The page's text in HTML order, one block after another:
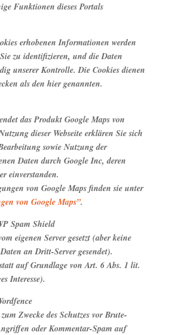
Funktionen dieses Portals
erhobenen Informationen werden
zu identifizieren, und die Daten
unserer Kontrolle. Die Cookies dienen
als den hier genannten.
das Produkt Google Maps von
dieser Webseite erklären Sie sich
sowie Nutzung der
Daten durch Google Inc, deren
einverstanden.
von Google Maps finden sie unter
von Google Maps”.
Spam Shield
eigenen Server gesetzt (aber keine
an Dritt-Server gesendet).
auf Grundlage von Art. 6 Abs. 1 lit.
Interesse).
Zwecke des Schutzes vor Brute-
oder Kommentar-Spam auf